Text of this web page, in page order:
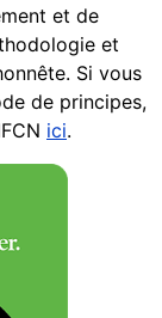
et de
et
Si vous
de principes,
ici.